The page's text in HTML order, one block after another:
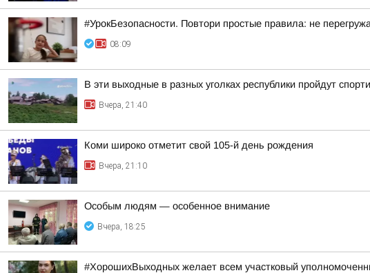
#УрокБезопасности. Повтори простые правила: не
08:09
В эти выходные в разных уголках республики пройдут
Вчера, 21:40
Коми широко отметит свой 105-й день рождения
Вчера, 21:10
Особым людям — особенное внимание
Вчера, 18:25
#ХорошихВыходных желает всем участковый